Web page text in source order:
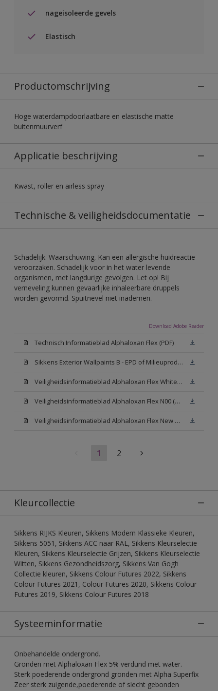
nageisoleerde gevels
Elastisch
Productomschrijving
Hoge waterdampdoorlaatbare en elastische matte
buitenmuurverf
Applicatie beschrijving
Kwast, roller en airless spray
Technische & veiligheidsdocumentatie
Schadelijk. Waarschuwing. Kan een allergische huidreactie
veroorzaken. Schadelijk voor in het water levende
organismen, met langdurige gevolgen. Let op! Bij
verneveling kunnen gevaarlijke inhaleerbare druppels
worden gevormd. Spuitnevel niet inademen.
Download Adobe Reader
Technisch Informatieblad Alphaloxan Flex (PDF)
Sikkens Exterior Wallpaints B - EPD of Milieuproductverklaring
Veiligheidsinformatieblad Alphaloxan Flex White W05 (MSDS)
Veiligheidsinformatieblad Alphaloxan Flex N00 (MSDS)
Veiligheidsinformatieblad Alphaloxan Flex New N00 (MSDS)
1 2
Kleurcollectie
Sikkens RIJKS Kleuren, Sikkens Modern Klassieke Kleuren,
Sikkens 5051, Sikkens ACC naar RAL, Sikkens Kleurselectie
Kleuren, Sikkens Kleurselectie Grijzen, Sikkens Kleurselectie
Witten, Sikkens Gezondheidszorg, Sikkens Van Gogh
Collectie kleuren, Sikkens Colour Futures 2022, Sikkens
Colour Futures 2021, Colour Futures 2020, Sikkens Colour
Futures 2019, Sikkens Colour Futures 2018
Systeeminformatie
Onbehandelde ondergrond.
Gronden met Alphaloxan Flex 5% verdund met water.
Sterk poederende ondergrond gronden met Alpha Superfix
Zeer sterk zuigende,poederende of slecht gebonden